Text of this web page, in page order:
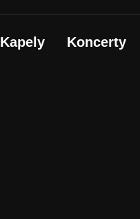
Kapely Koncerty